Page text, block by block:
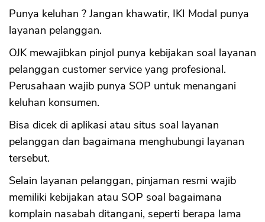
Punya keluhan ? Jangan khawatir, IKI Modal punya
layanan pelanggan.
OJK mewajibkan pinjol punya kebijakan soal layanan
pelanggan customer service yang profesional.
Perusahaan wajib punya SOP untuk menangani
keluhan konsumen.
Bisa dicek di aplikasi atau situs soal layanan
pelanggan dan bagaimana menghubungi layanan
tersebut.
Selain layanan pelanggan, pinjaman resmi wajib
memiliki kebijakan atau SOP soal bagaimana
komplain nasabah ditangani, seperti berapa lama